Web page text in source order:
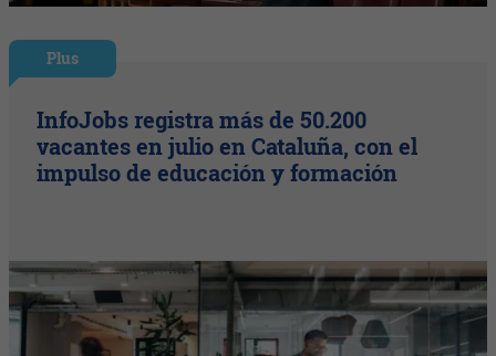
Plus
InfoJobs registra más de 50.200
vacantes en julio en Cataluña, con el
impulso de educación y formación